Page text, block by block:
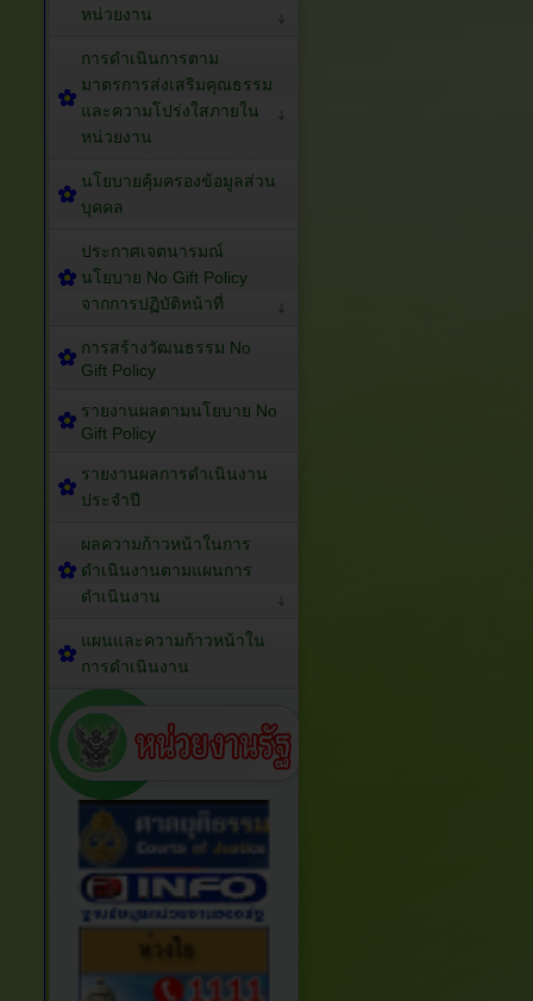
หน่วยงาน
การดำเนินการตาม
มาตรการส่งเสริมคุณธรรม
และความโปร่งใสภายใน
หน่วยงาน
นโยบายคุ้มครองข้อมูลส่วน
บุคคล
ประกาศเจตนารมณ์
นโยบาย No Gift Policy
จากการปฏิบัติหน้าที่
การสร้างวัฒนธรรม No
Gift Policy
รายงานผลตามนโยบาย No
Gift Policy
รายงานผลการดำเนินงาน
ประจำปี
ผลความก้าวหน้าในการ
ดำเนินงานตามแผนการ
ดำเนินงาน
แผนและความก้าวหน้าใน
การดำเนินงาน